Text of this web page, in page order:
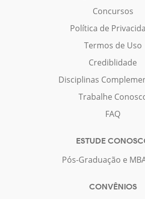
Concursos
Política de
Termos de Uso
Crediblidade
Disciplinas
Trabalhe
FAQ
ESTUDE
Pós-Graduação e
CONVÊNIOS